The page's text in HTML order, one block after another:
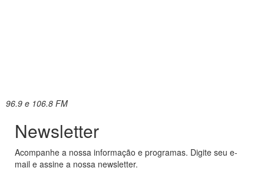
96.9 e 106.8 FM
Newsletter
Acompanhe a nossa informação e programas. Digite seu e-
mail e assine a nossa newsletter.